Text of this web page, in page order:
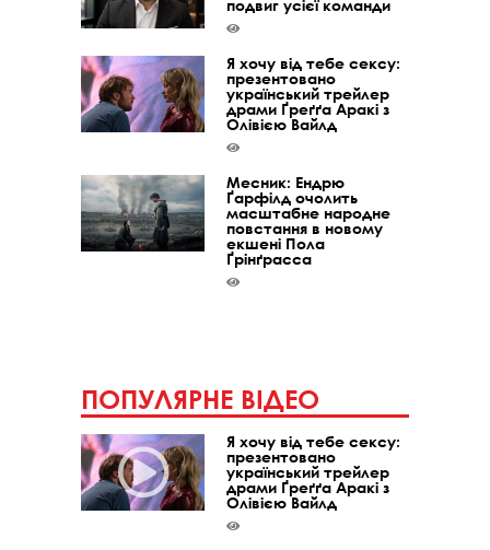
подвиг усієї команди
Я хочу від тебе сексу:
презентовано
український трейлер
драми Ґреґґа Аракі з
Олівією Вайлд
Месник: Ендрю
Ґарфілд очолить
масштабне народне
повстання в новому
екшені Пола
Ґрінґрасса
ПОПУЛЯРНЕ ВІДЕО
Я хочу від тебе сексу:
презентовано
український трейлер
драми Ґреґґа Аракі з
Олівією Вайлд